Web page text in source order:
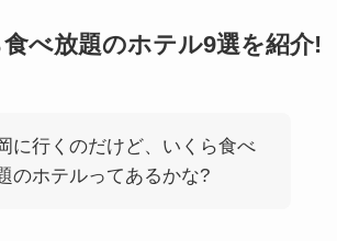
べ放題のホテル9選を紹介!
に行くのだけど、いくら食べ
のホテルってあるかな?